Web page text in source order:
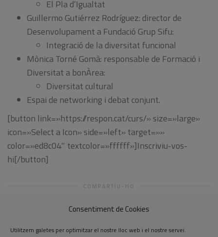
Consentiment de Cookies
Utilitzem galetes per optimitzar el nostre lloc web i el nostre servei.
El Pla d’Igualtat
Guillermo Gutiérrez Rodríguez: director de
Desenvolupament a Fundació Grup Sifu:
Integració de la diversitat funcional
Mònica Torné Gomà: responsable de Formació i
Diversitat a bonÀrea:
Diversitat cultural
Espai de networking i debat conjunt.
[button link=»https://respon.cat/curs/» size=»large»
icon=»Select a Icon» side=»left» target=»»
color=»ed8c04″ textcolor=»ffffff»]Inscriviu-vos-
hi[/button]
COMPARTIU-HO